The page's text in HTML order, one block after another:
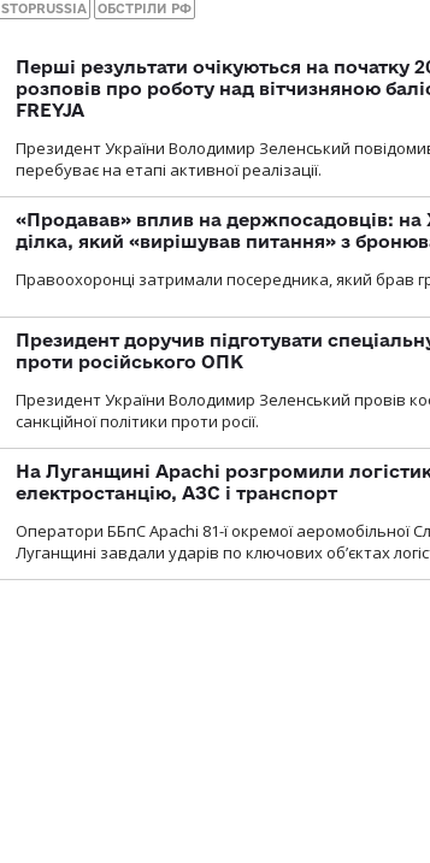
STOPRUSSIA ОБСТРІЛИ РФ
Перші результати очікуються на початку
розповів про роботу над вітчизняною
FREYJA
Президент України Володимир Зеленський
перебуває на етапі активної реалізації.
«Продавав» вплив на держпосадовців: на
ділка, який «вирішував питання» з
Правоохоронці затримали посередника, який брав
Президент доручив підготувати
проти російського ОПК
Президент України Володимир Зеленський провів
санкційної політики проти росії.
На Луганщині Apachi розгромили
електростанцію, АЗС і транспорт
Оператори ББпС Apachi 81-ї окремої аеромобільної
Луганщині завдали ударів по ключових об’єктах